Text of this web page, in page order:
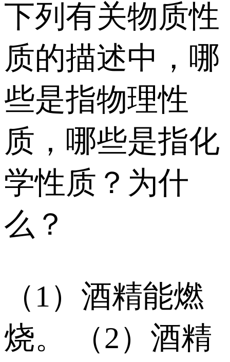
下列有关物质性
质的描述中，哪
些是指物理性
质，哪些是指化
学性质？为什
么？
（1）酒精能燃
烧。 （2）酒精